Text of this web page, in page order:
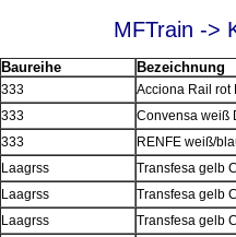
MFTrain ->
Baureihe Bezeichnung
333 Acciona Rail rot
333 Convensa weiß
333 RENFE weiß/
Laagrss Transfesa gelb
Laagrss Transfesa gelb
Laagrss Transfesa gelb